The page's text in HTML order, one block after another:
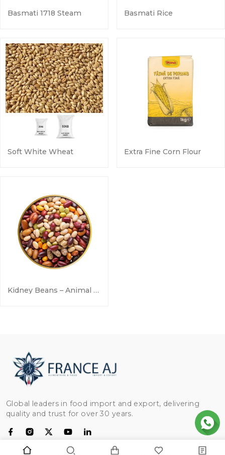
Basmati 1718 Steam Basmati Rice
Soft White Wheat Extra Fine Corn Flour
Kidney Beans – Animal Feed
Global leaders in food import and export, delivering
quality and trust for over 30 years.
KATEGORIEN